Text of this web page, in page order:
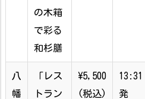
の木箱
で彩る
和杉膳
八
幡
「レス
トラン
\5,500
(税込)
13:31
発